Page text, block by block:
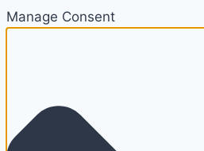
Manage Consent